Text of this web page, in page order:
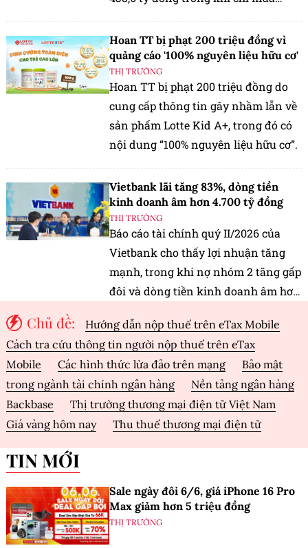
Hoan TT bị phạt 200 triệu đồng vì
quảng cáo '100% nguyên liệu hữu cơ'
THỊ TRƯỜNG
Hoan TT bị phạt 200 triệu đồng do
cung cấp thông tin gây nhầm lẫn về
sản phẩm Lotte Kid A+, trong đó có
nội dung “100% nguyên liệu hữu cơ”.
Vietbank lãi tăng 83%, dòng tiền
kinh doanh âm hơn 4.700 tỷ đồng
THỊ TRƯỜNG
Báo cáo tài chính quý II/2026 của
Vietbank cho thấy lợi nhuận tăng
mạnh, trong khi nợ nhóm 2 tăng gấp
đôi và dòng tiền kinh doanh âm hơn
Chủ đề:
Hướng dẫn nộp thuế trên eTax Mobile
Cách tra cứu thông tin người nộp thuế trên eTax
Mobile
Các hình thức lừa đảo trên mạng
Bảo mật
trong ngành tài chính ngân hàng
Nền tảng ngân hàng
Backbase
Thị trường thương mại điện tử Việt Nam
Giá vàng hôm nay
Thu thuế thương mại điện tử
TIN MỚI
Sale ngày đôi 6/6, giá iPhone 16 Pro
Max giảm hơn 5 triệu đồng
THỊ TRƯỜNG